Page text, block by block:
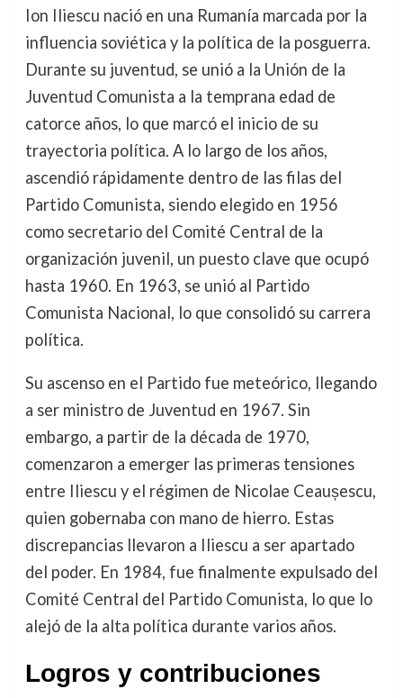
Ion Iliescu nació en una Rumanía marcada por la
influencia soviética y la política de la posguerra.
Durante su juventud, se unió a la Unión de la
Juventud Comunista a la temprana edad de
catorce años, lo que marcó el inicio de su
trayectoria política. A lo largo de los años,
ascendió rápidamente dentro de las filas del
Partido Comunista, siendo elegido en 1956
como secretario del Comité Central de la
organización juvenil, un puesto clave que ocupó
hasta 1960. En 1963, se unió al Partido
Comunista Nacional, lo que consolidó su carrera
política.
Su ascenso en el Partido fue meteórico, llegando
a ser ministro de Juventud en 1967. Sin
embargo, a partir de la década de 1970,
comenzaron a emerger las primeras tensiones
entre Iliescu y el régimen de Nicolae Ceaușescu,
quien gobernaba con mano de hierro. Estas
discrepancias llevaron a Iliescu a ser apartado
del poder. En 1984, fue finalmente expulsado del
Comité Central del Partido Comunista, lo que lo
alejó de la alta política durante varios años.
Logros y contribuciones